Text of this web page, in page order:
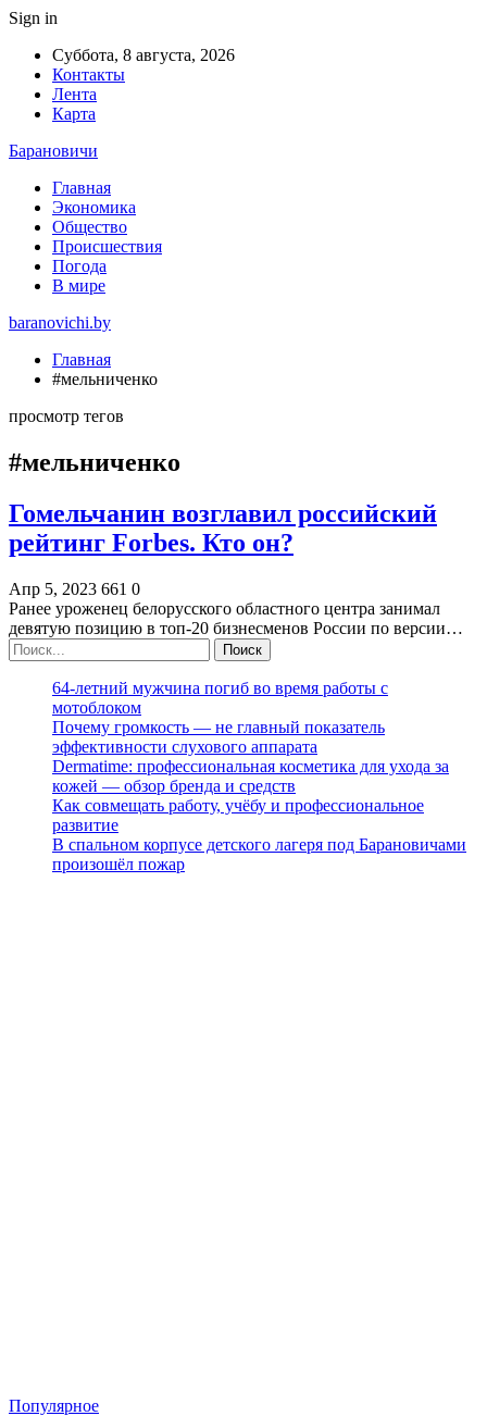
Sign in
Суббота, 8 августа, 2026
Контакты
Лента
Карта
Барановичи
Главная
Экономика
Общество
Происшествия
Погода
В мире
baranovichi.by
Главная
#мельниченко
просмотр тегов
#мельниченко
Гомельчанин возглавил российский
рейтинг Forbes. Кто он?
Апр 5, 2023 661 0
Ранее уроженец белорусского областного центра занимал
девятую позицию в топ-20 бизнесменов России по версии…
64-летний мужчина погиб во время работы с
мотоблоком
Почему громкость — не главный показатель
эффективности слухового аппарата
Dermatime: профессиональная косметика для ухода за
кожей — обзор бренда и средств
Как совмещать работу, учёбу и профессиональное
развитие
В спальном корпусе детского лагеря под Барановичами
произошёл пожар
Популярное